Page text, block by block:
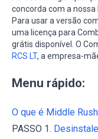
concorda com a nossa
Para usar a versão
uma licença para
grátis disponível. O
RCS LT, a empresa-
Menu rápido:
O que é Middle
PASSO 1.